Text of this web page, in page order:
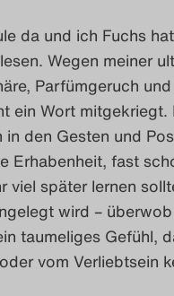
da und ich Fuchs
Wegen meiner
Parfümgeruch
ein Wort mitgekriegt.
den Gesten und
Erhabenheit, fast
viel später lernen
wird –
taumeliges Gefühl,
vom Verliebtsein